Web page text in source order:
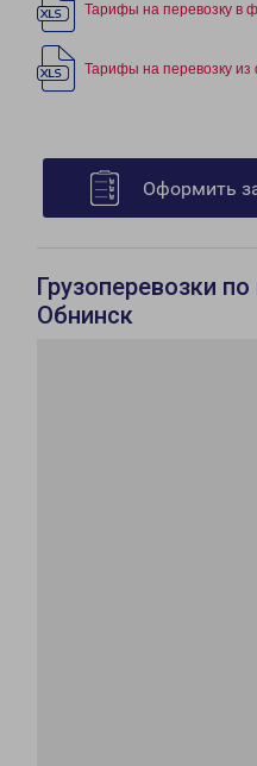
Тарифы на перевозку в
Тарифы на перевозку
Оформить
Грузоперевозки
Обнинск